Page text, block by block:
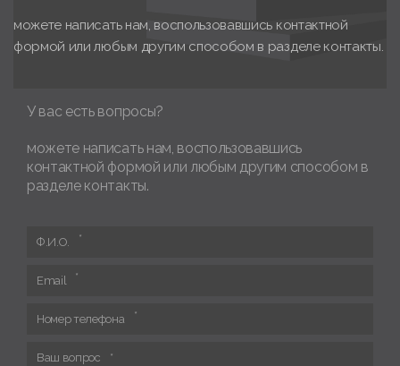
можете написать нам, воспользовавшись контактной
формой или любым другим способом в разделе контакты.
У вас есть вопросы?
можете написать нам, воспользовавшись
контактной формой или любым другим способом в
разделе контакты.
Ф.И.О.
Email
Номер телефона
Ваш вопрос